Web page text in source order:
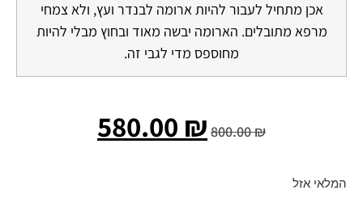
אכן מתחיל לעבור להיות ארומה לבנדר ועץ, ולא צמחי
מרפא מתובלים. הארומה יבשה מאוד ובחוץ מבלי להיות
מחוספס מדי לגבי זה.
800.00₪
580.00 ₪
המלאי אזל